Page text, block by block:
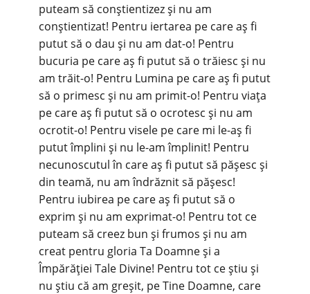
puteam să conștientizez și nu am
conștientizat! Pentru iertarea pe care aș fi
putut să o dau și nu am dat-o! Pentru
bucuria pe care aș fi putut să o trăiesc și nu
am trăit-o! Pentru Lumina pe care aș fi putut
să o primesc și nu am primit-o! Pentru viața
pe care aș fi putut să o ocrotesc și nu am
ocrotit-o! Pentru visele pe care mi le-aș fi
putut împlini și nu le-am împlinit! Pentru
necunoscutul în care aș fi putut să pășesc și
din teamă, nu am îndrăznit să pășesc!
Pentru iubirea pe care aș fi putut să o
exprim și nu am exprimat-o! Pentru tot ce
puteam să creez bun și frumos și nu am
creat pentru gloria Ta Doamne și a
Împărăției Tale Divine! Pentru tot ce știu și
nu știu că am greșit, pe Tine Doamne, care